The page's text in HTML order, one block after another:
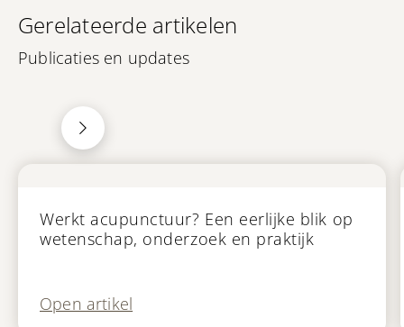
Gerelateerde artikelen
Publicaties en updates
Werkt acupunctuur? Een eerlijke blik op
wetenschap, onderzoek en praktijk
Open artikel